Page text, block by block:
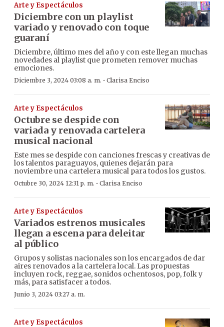
Arte y Espectáculos
Diciembre con un playlist
variado y renovado con toque
guaraní
Diciembre, último mes del año y con este llegan muchas
novedades al playlist que prometen remover muchas
emociones.
Diciembre 3, 2024 03:08 a. m. · Clarisa Enciso
Arte y Espectáculos
Octubre se despide con
variada y renovada cartelera
musical nacional
Este mes se despide con canciones frescas y creativas de
los talentos paraguayos, quienes dejarán para
noviembre una cartelera musical para todos los gustos.
Octubre 30, 2024 12:31 p. m. · Clarisa Enciso
Arte y Espectáculos
Variados estrenos musicales
llegan a escena para deleitar
al público
Grupos y solistas nacionales son los encargados de dar
aires renovados a la cartelera local. Las propuestas
incluyen rock, reggae, sonidos ochentosos, pop, folk y
más, para satisfacer a todos.
Junio 3, 2024 03:27 a. m.
Arte y Espectáculos